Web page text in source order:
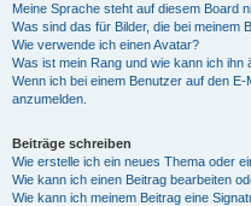
Meine Sprache steht auf diesem Board
Was sind das für Bilder, die bei meinem
Wie verwende ich einen Avatar?
Was ist mein Rang und wie kann ich ihn
Wenn ich bei einem Benutzer auf den
anzumelden.
Beiträge schreiben
Wie erstelle ich ein neues Thema oder
Wie kann ich einen Beitrag bearbeiten
Wie kann ich meinem Beitrag eine